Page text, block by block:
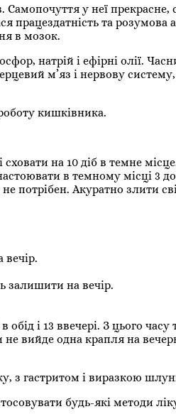
Самопочуття у неї
працездатність та розумова
в мозок.
натрій і ефірні олії.
м’яз і нервову
кишківника.
на 10 діб в темне
в темному місці 3
потрібен. Акуратно злити
вечір.
залишити на вечір.
і 13 ввечері. З цього часу
вийде одна крапля на
з гастритом і виразкою
будь-які методи